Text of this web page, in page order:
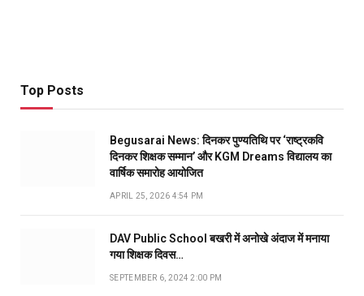
Top Posts
Begusarai News: दिनकर पुण्यतिथि पर ‘राष्ट्रकवि
दिनकर शिक्षक सम्मान’ और KGM Dreams विद्यालय का
वार्षिक समारोह आयोजित
APRIL 25, 2026 4:54 PM
DAV Public School बखरी में अनोखे अंदाज में मनाया
गया शिक्षक दिवस…
SEPTEMBER 6, 2024 2:00 PM